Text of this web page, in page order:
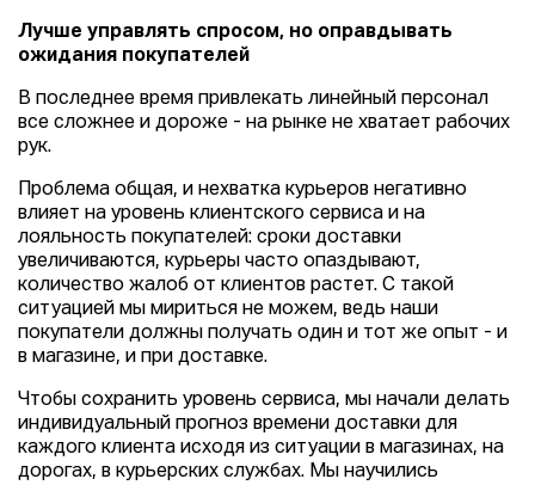
Лучше управлять спросом, но оправдывать
ожидания покупателей
В последнее время привлекать линейный персонал
все сложнее и дороже - на рынке не хватает рабочих
рук.
Проблема общая, и нехватка курьеров негативно
влияет на уровень клиентского сервиса и на
лояльность покупателей: сроки доставки
увеличиваются, курьеры часто опаздывают,
количество жалоб от клиентов растет. С такой
ситуацией мы мириться не можем, ведь наши
покупатели должны получать один и тот же опыт - и
в магазине, и при доставке.
Чтобы сохранить уровень сервиса, мы начали делать
индивидуальный прогноз времени доставки для
каждого клиента исходя из ситуации в магазинах, на
дорогах, в курьерских службах. Мы научились